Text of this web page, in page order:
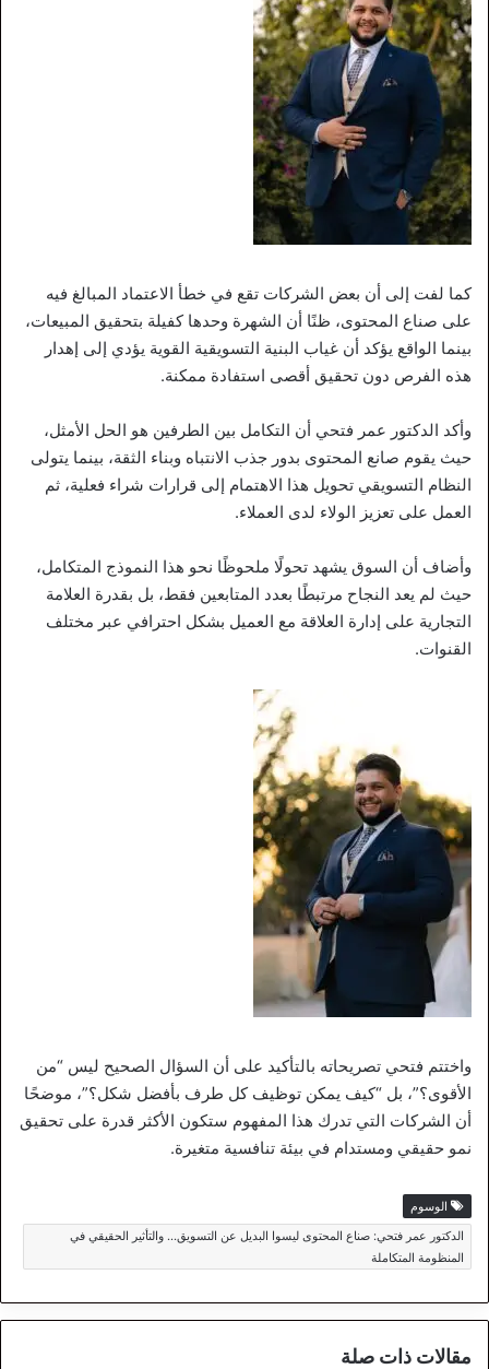
كما لفت إلى أن بعض الشركات تقع في خطأ الاعتماد المبالغ فيه
على صناع المحتوى، ظنًا أن الشهرة وحدها كفيلة بتحقيق المبيعات،
بينما الواقع يؤكد أن غياب البنية التسويقية القوية يؤدي إلى إهدار
هذه الفرص دون تحقيق أقصى استفادة ممكنة.
وأكد الدكتور عمر فتحي أن التكامل بين الطرفين هو الحل الأمثل،
حيث يقوم صانع المحتوى بدور جذب الانتباه وبناء الثقة، بينما يتولى
النظام التسويقي تحويل هذا الاهتمام إلى قرارات شراء فعلية، ثم
العمل على تعزيز الولاء لدى العملاء.
وأضاف أن السوق يشهد تحولًا ملحوظًا نحو هذا النموذج المتكامل،
حيث لم يعد النجاح مرتبطًا بعدد المتابعين فقط، بل بقدرة العلامة
التجارية على إدارة العلاقة مع العميل بشكل احترافي عبر مختلف
القنوات.
واختتم فتحي تصريحاته بالتأكيد على أن السؤال الصحيح ليس “من
الأقوى؟”، بل “كيف يمكن توظيف كل طرف بأفضل شكل؟”، موضحًا
أن الشركات التي تدرك هذا المفهوم ستكون الأكثر قدرة على تحقيق
نمو حقيقي ومستدام في بيئة تنافسية متغيرة.
الوسوم
الدكتور عمر فتحي: صناع المحتوى ليسوا البديل عن التسويق… والتأثير الحقيقي في
المنظومة المتكاملة
مقالات ذات صلة